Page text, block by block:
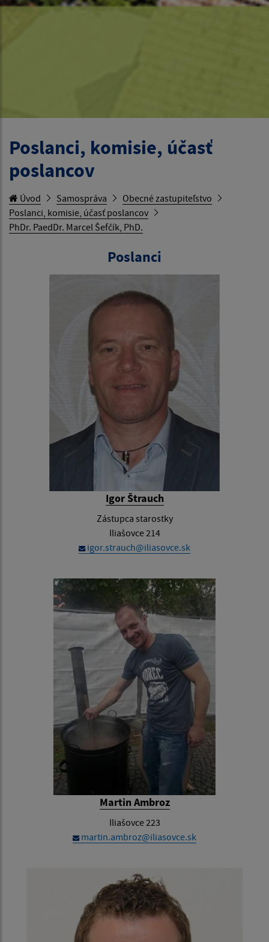
Poslanci, komisie, účasť
poslancov
Úvod Samospráva
Obecné zastupiteľstvo
Poslanci, komisie, účasť poslancov
PhDr. PaedDr. Marcel Šefčík, PhD.
Poslanci
Igor Štrauch
Zástupca starostky
Iliašovce 214
igor.strauch@iliasovce.sk
Martin Ambroz
Iliašovce 223
martin.ambroz@iliasovce.sk